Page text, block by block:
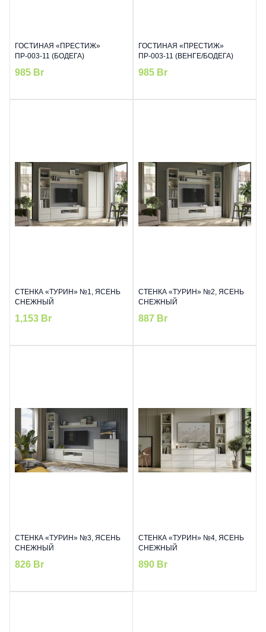
ГОСТИНАЯ «ПРЕСТИЖ»
ПР-003-11 (БОДЕГА)
985 Br
ГОСТИНАЯ «ПРЕСТИЖ»
ПР-003-11 (ВЕНГЕ/БОДЕГА)
985 Br
СТЕНКА «ТУРИН» №1, ЯСЕНЬ
СНЕЖНЫЙ
1,153 Br
СТЕНКА «ТУРИН» №2, ЯСЕНЬ
СНЕЖНЫЙ
887 Br
СТЕНКА «ТУРИН» №3, ЯСЕНЬ
СНЕЖНЫЙ
826 Br
СТЕНКА «ТУРИН» №4, ЯСЕНЬ
СНЕЖНЫЙ
890 Br